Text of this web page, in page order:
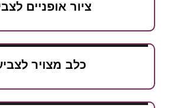
ציור אופניים לצביעה
כלב מצויר לצביעה